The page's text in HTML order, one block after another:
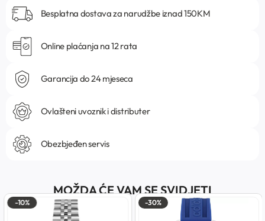
Besplatna dostava za narudžbe iznad 150KM
Online plaćanja na 12 rata
Garancija do 24 mjeseca
Ovlašteni uvoznik i distributer
Obezbjeđen servis
MOŽDA ĆE VAM SE SVIDJETI
-10% -30%